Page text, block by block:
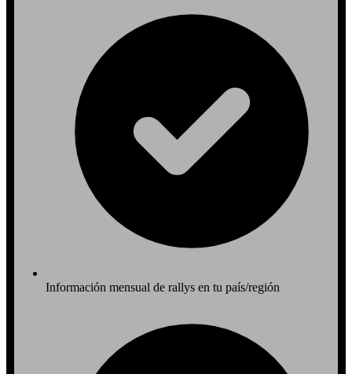
Información mensual de rallys en tu país/región